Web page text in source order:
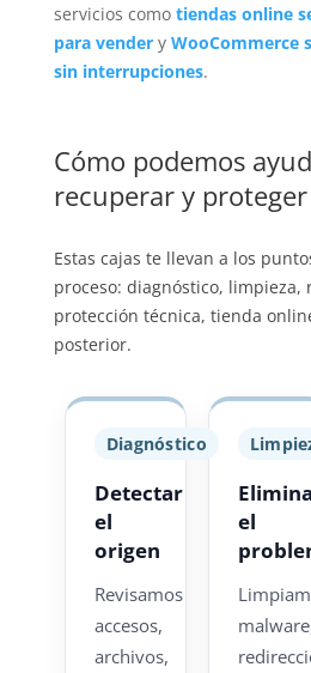
servicios como tiendas online
para vendery WooCommerce
sin interrupciones.
Cómo podemos
recuperar y
Estas cajas te llevan a los
proceso: diagnóstico, limpieza,
protección técnica, tienda
posterior.
Diagnóstico
Detectar
el
origen
Revisamos
accesos,
archivos,
el